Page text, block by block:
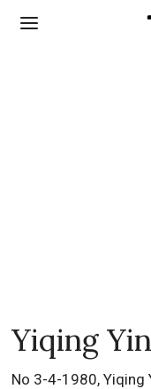
Yiqing Yin
No 3-4-1980, Yiqing